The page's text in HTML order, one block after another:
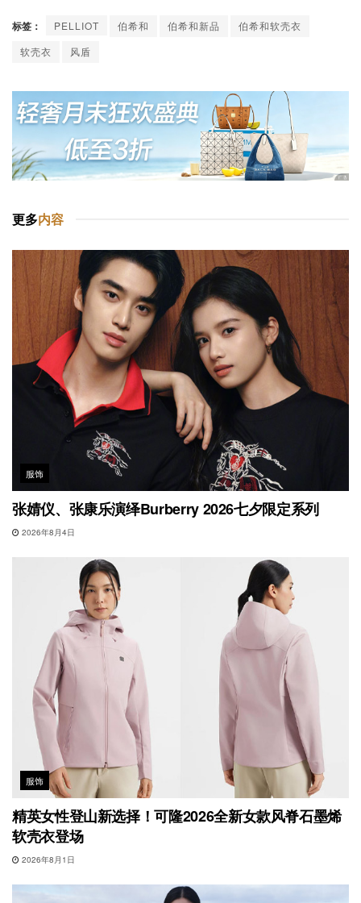
标签： PELLIOT 伯希和 伯希和新品
伯希和软壳衣
软壳衣
风盾
更多内容
服饰
张婧仪、张康乐演绎Burberry 2026七夕限定系列
2026年8月4日
服饰
精英女性登山新选择！可隆2026全新女款风脊石墨烯
软壳衣登场
2026年8月1日